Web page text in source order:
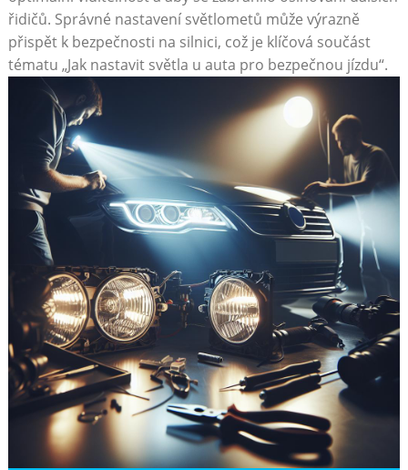
řidičů. Správné nastavení světlometů může výrazně
přispět k bezpečnosti na silnici, což je klíčová součást
tématu „Jak nastavit světla u auta pro bezpečnou jízdu“.